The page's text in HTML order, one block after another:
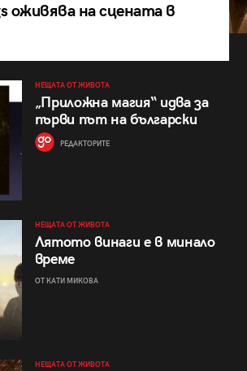
оживява на сцената в
НЕЩАТА ОТ ЖИВОТА
„Приложна магия“ идва за
първи път на български
РЕДАКТОРИТЕ
НЕЩАТА ОТ ЖИВОТА
Лятото винаги е в минало
време
ОТ КАТИ МИКОВА
НЕЩАТА ОТ ЖИВОТА